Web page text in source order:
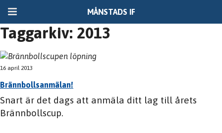
MÅNSTADS IF
Taggarkiv: 2013
16 april 2013
Brännbollsanmälan!
Snart är det dags att anmäla ditt lag till årets
Brännbollscup.